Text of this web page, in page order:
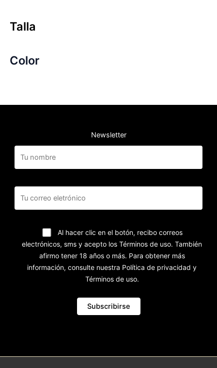
Talla
Color
Newsletter
Al hacer clic en el botón, recibo correos
electrónicos, sms y acepto los Términos de uso. También
afirmo tener 18 años o más. Para obtener más
información, consulte nuestra Política de privacidad y
Términos de uso.